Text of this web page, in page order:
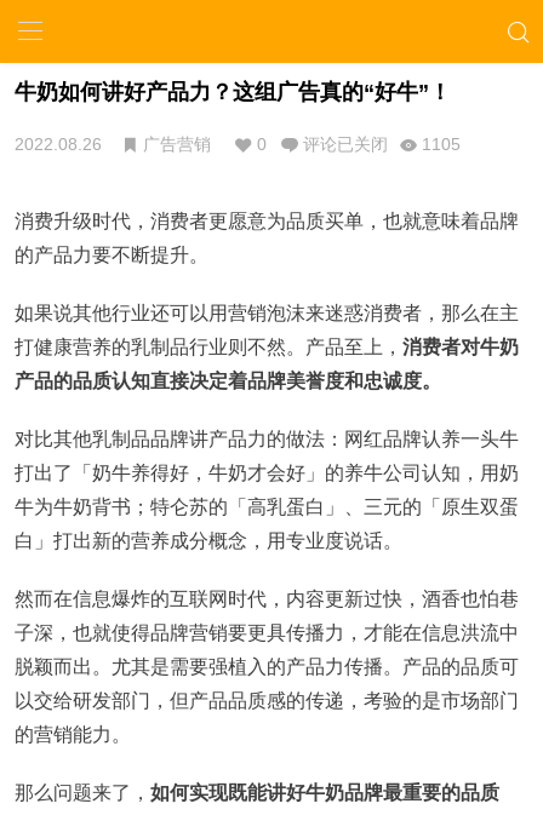
牛奶如何讲好产品力？这组广告真的“好牛”！
2022.08.26 广告营销 0 评论已关闭 1105
消费升级时代，消费者更愿意为品质买单，也就意味着品牌
的产品力要不断提升。
如果说其他行业还可以用营销泡沫来迷惑消费者，那么在主
打健康营养的乳制品行业则不然。产品至上， 消费者对牛奶
产品的品质认知直接决定着品牌美誉度和忠诚度。
对比其他乳制品品牌讲产品力的做法：网红品牌认养一头牛
打出了「奶牛养得好，牛奶才会好」的养牛公司认知，用奶
牛为牛奶背书；特仑苏的「高乳蛋白」、三元的「原生双蛋
白」打出新的营养成分概念，用专业度说话。
然而在信息爆炸的互联网时代，内容更新过快，酒香也怕巷
子深，也就使得品牌营销要更具传播力，才能在信息洪流中
脱颖而出。尤其是需要强植入的产品力传播。产品的品质可
以交给研发部门，但产品品质感的传递，考验的是市场部门
的营销能力。
那么问题来了， 如何实现既能讲好牛奶品牌最重要的品质